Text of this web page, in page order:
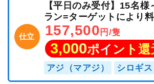
仕立
【平日のみ受付】15名
ラン=ターゲットにより
157,500 円/隻
3,000ポイント還
アジ（マアジ） シロギス